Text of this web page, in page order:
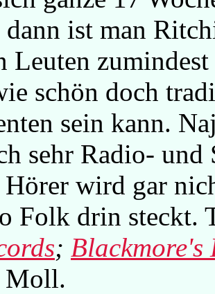
ist man
Leuten
schön doch
sein kann.
sehr Radio-
wird gar
Folk drin steckt.
; Blackmore's
Moll.